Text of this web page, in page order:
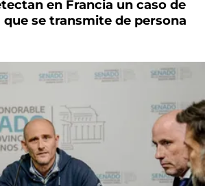
en Francia un caso de
que se transmite de persona